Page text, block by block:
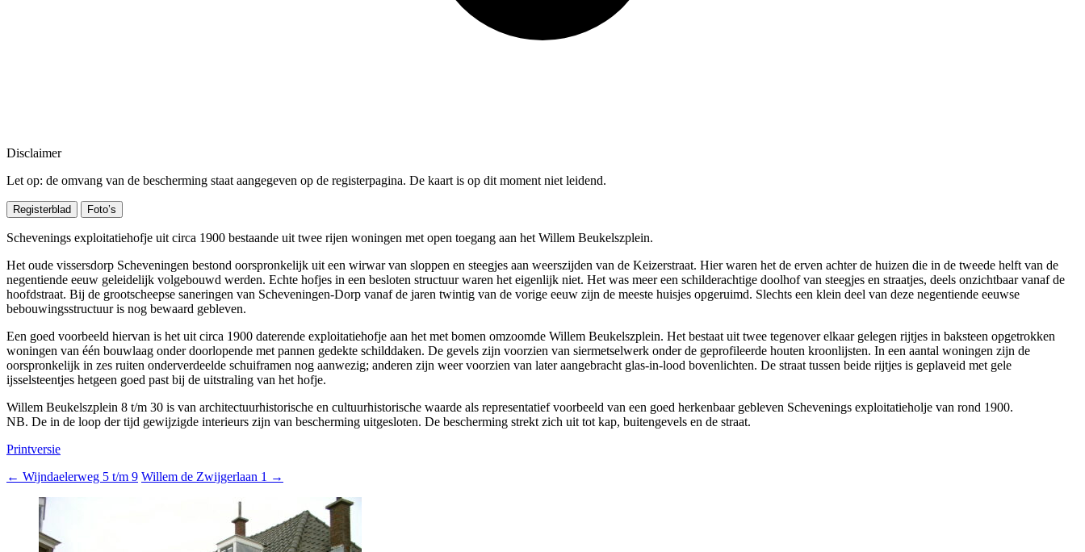
Disclaimer
Let op: de omvang van de bescherming staat aangegeven op de registerpagina. De kaart is op dit moment niet leidend.
Registerblad Foto’s
Schevenings exploitatiehofje uit circa 1900 bestaande uit twee rijen woningen met open toegang aan het Willem Beukelszplein.
Het oude vissersdorp Scheveningen bestond oorspronkelijk uit een wirwar van sloppen en steegjes aan weerszijden van de Keizerstraat. Hier waren het de erven achter de huizen die in de tweede helft van de
negentiende eeuw geleidelijk volgebouwd werden. Echte hofjes in een besloten structuur waren het eigenlijk niet. Het was meer een schilderachtige doolhof van steegjes en straatjes, deels onzichtbaar vanaf de
hoofdstraat. Bij de grootscheepse saneringen van Scheveningen-Dorp vanaf de jaren twintig van de vorige eeuw zijn de meeste huisjes opgeruimd. Slechts een klein deel van deze negentiende eeuwse
bebouwingsstructuur is nog bewaard gebleven.
Een goed voorbeeld hiervan is het uit circa 1900 daterende exploitatiehofje aan het met bomen omzoomde Willem Beukelszplein. Het bestaat uit twee tegenover elkaar gelegen rijtjes in baksteen opgetrokken
woningen van één bouwlaag onder doorlopende met pannen gedekte schilddaken. De gevels zijn voorzien van siermetselwerk onder de geprofileerde houten kroonlijsten. In een aantal woningen zijn de
oorspronkelijk in zes ruiten onderverdeelde schuiframen nog aanwezig; anderen zijn weer voorzien van later aangebracht glas-in-lood bovenlichten. De straat tussen beide rijtjes is geplaveid met gele
ijsselsteentjes hetgeen goed past bij de uitstraling van het hofje.
Willem Beukelszplein 8 t/m 30 is van architectuurhistorische en cultuurhistorische waarde als representatief voorbeeld van een goed herkenbaar gebleven Schevenings exploitatieholje van rond 1900.
NB. De in de loop der tijd gewijzigde interieurs zijn van bescherming uitgesloten. De bescherming strekt zich uit tot kap, buitengevels en de straat.
Printversie
← Wijndaelerweg 5 t/m 9 Willem de Zwijgerlaan 1 →